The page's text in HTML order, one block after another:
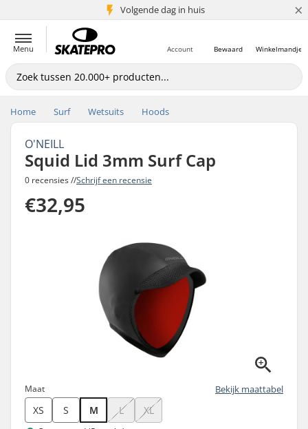
Volgende dag in huis
5+ mln. klanten ×
Menu Winkelmandje
Bewaard
Account
Home Surf Wetsuits Hoods
O'NEILL
Squid Lid 3mm Surf Cap
0 recensies //Schrijf een recensie
€32,95
Maat Bekijk maattabel
XS S M L XL